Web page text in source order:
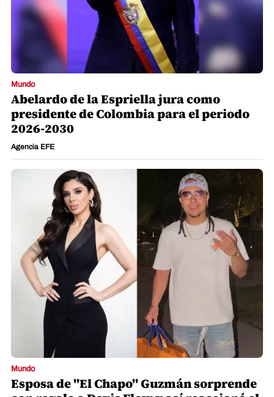
Mundo
Abelardo de la Espriella jura como
presidente de Colombia para el periodo
2026-2030
Agencia EFE
Mundo
Esposa de "El Chapo" Guzmán sorprende